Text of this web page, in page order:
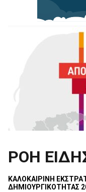
ΡΟΗ
ΚΑΛΟΚΑΙΡΙΝΗ
ΔΗΜΙΟΥΡΓΙΚΟΤΗΤΑΣ